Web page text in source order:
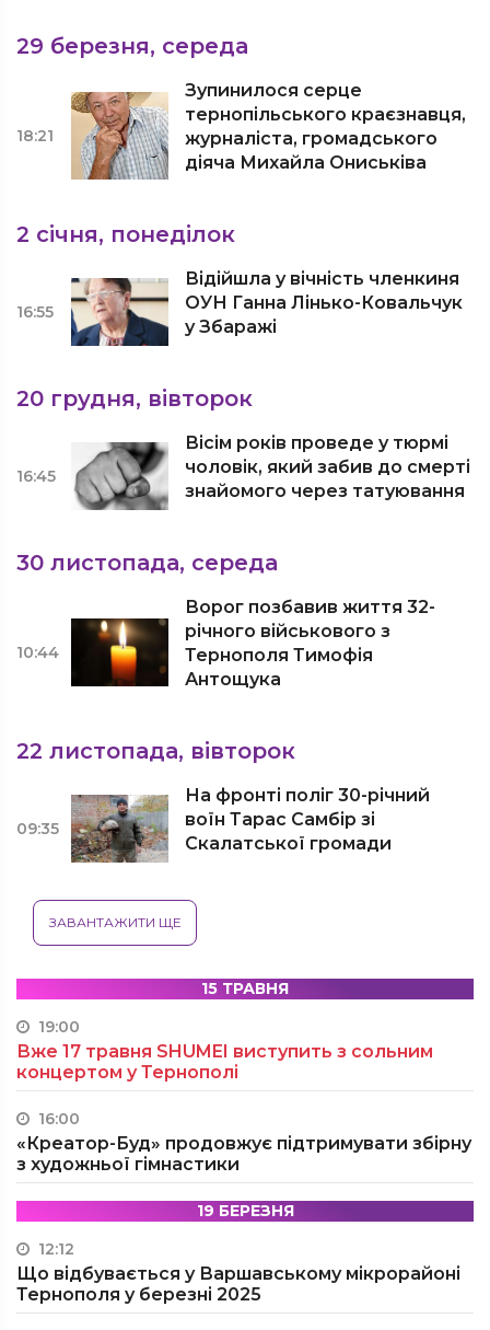
29 березня, середа
18:21
Зупинилося серце
тернопільського краєзнавця,
журналіста, громадського
діяча Михайла Ониськіва
2 січня, понеділок
16:55
Відійшла у вічність членкиня
ОУН Ганна Лінько-Ковальчук
у Збаражі
20 грудня, вівторок
16:45
Вісім років проведе у тюрмі
чоловік, який забив до смерті
знайомого через татуювання
30 листопада, середа
10:44
Ворог позбавив життя 32-
річного військового з
Тернополя Тимофія
Антощука
22 листопада, вівторок
09:35
На фронті поліг 30-річний
воїн Тарас Самбір зі
Скалатської громади
ЗАВАНТАЖИТИ ЩЕ
15 ТРАВНЯ
19:00
Вже 17 травня SHUMEI виступить з сольним
концертом у Тернополі
16:00
«Креатор-Буд» продовжує підтримувати збірну
з художньої гімнастики
19 БЕРЕЗНЯ
12:12
Що відбувається у Варшавському мікрорайоні
Тернополя у березні 2025